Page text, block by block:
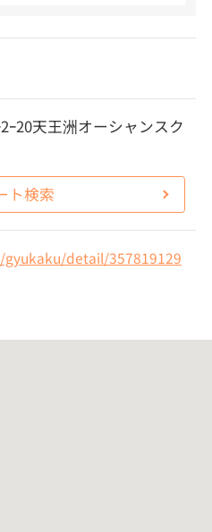
ｰ20天王洲オーシャンスク
ト検索
detail/357819129